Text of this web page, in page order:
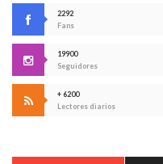
2292
Fans
19900
Seguidores
+ 6200
Lectores diarios